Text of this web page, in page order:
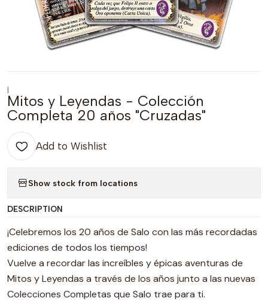
|
Mitos y Leyendas - Colección
Completa 20 años "Cruzadas"
Add to Wishlist
Show stock from locations
DESCRIPTION
¡Celebremos los 20 años de Salo con las más recordadas
ediciones de todos los tiempos!
Vuelve a recordar las increíbles y épicas aventuras de
Mitos y Leyendas a través de los años junto a las nuevas
Colecciones Completas que Salo trae para ti.